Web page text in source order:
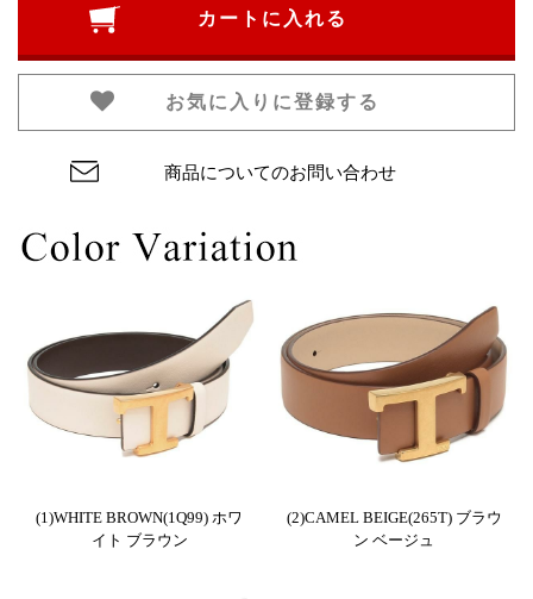
カートに入れる
お気に入りに登録する
商品についてのお問い合わせ
(1)WHITE BROWN(1Q99) ホワ
イト ブラウン
(2)CAMEL BEIGE(265T) ブラウ
ン ベージュ